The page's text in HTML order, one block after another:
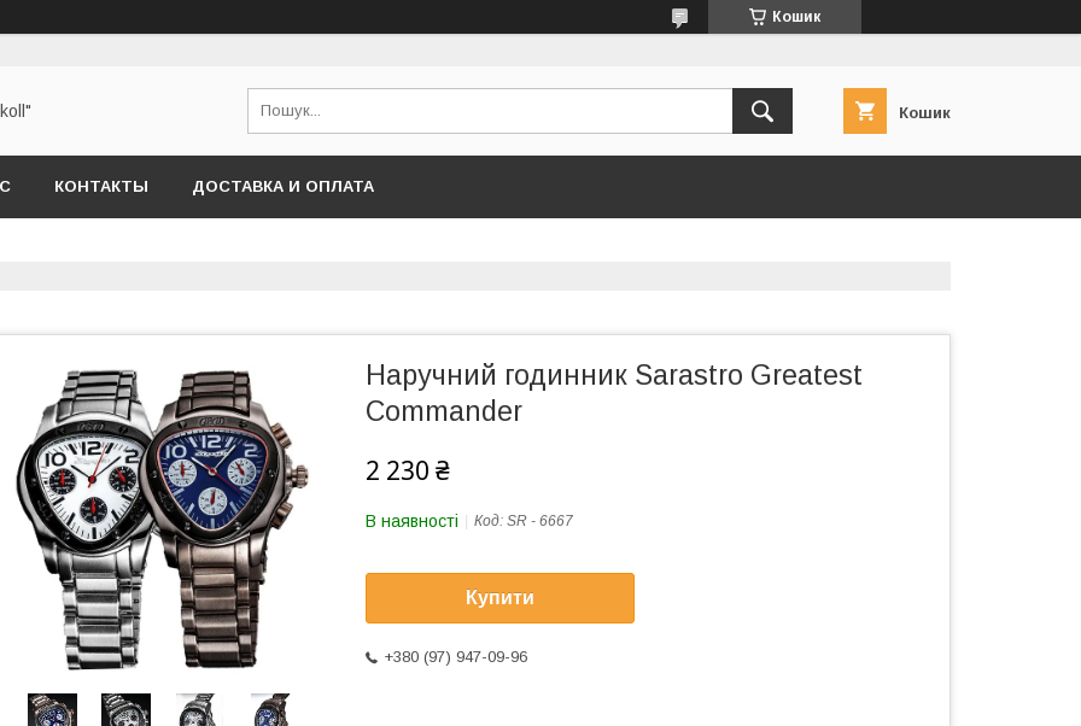
Кошик
Кошик
КОНТАКТЫ ДОСТАВКА И ОПЛАТА
Наручний годинник Sarastro Greatest
Commander
2 230 ₴
В наявності Код: SR - 6667
Купити
+380 (97) 947-09-96